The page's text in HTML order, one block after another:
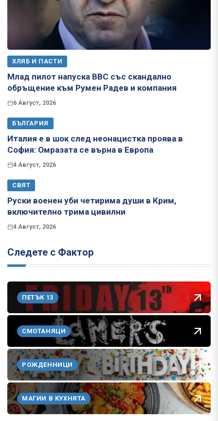
ХЛЯБ И ПАСТИ
Млад пилот напуска ВВС със скандално
обръщение към Румен Радев и компания
6 Август, 2026
БЪЛГАРИЯ
Италия е в шок след неонацистка проява в
София: Омразата се върна в Европа
4 Август, 2026
СВЯТ
Руски военен уби четирима души в Крим,
включително трима цивилни
4 Август, 2026
Следете с Фактор
ПЕТЪК 13
СМОТАНЯЦИ
РОЖДЕННИЦИ
МАГИИ В КУХНЯТА